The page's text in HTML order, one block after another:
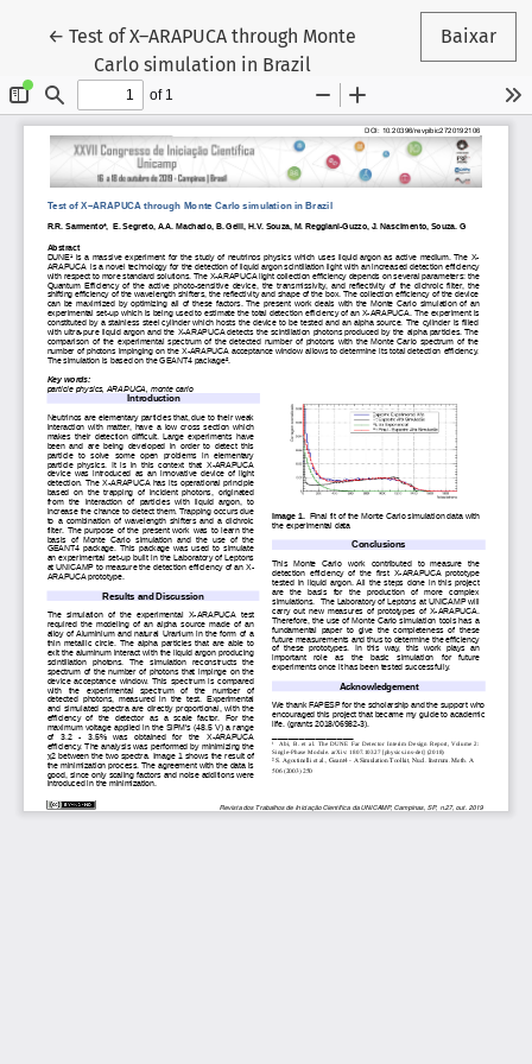
←Voltar aos Detalhes do Artigo
Test of X–ARAPUCA through Monte
Carlo simulation in Brazil
Baixar